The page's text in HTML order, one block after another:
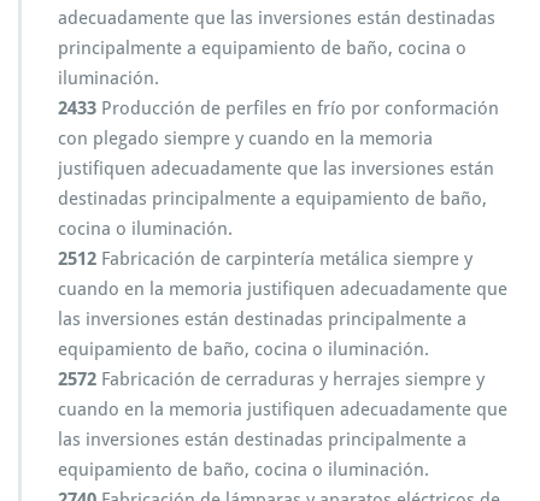
adecuadamente que las inversiones están destinadas
principalmente a equipamiento de baño, cocina o
iluminación.
2433 Producción de perfiles en frío por conformación
con plegado siempre y cuando en la memoria
justifiquen adecuadamente que las inversiones están
destinadas principalmente a equipamiento de baño,
cocina o iluminación.
2512 Fabricación de carpintería metálica siempre y
cuando en la memoria justifiquen adecuadamente que
las inversiones están destinadas principalmente a
equipamiento de baño, cocina o iluminación.
2572 Fabricación de cerraduras y herrajes siempre y
cuando en la memoria justifiquen adecuadamente que
las inversiones están destinadas principalmente a
equipamiento de baño, cocina o iluminación.